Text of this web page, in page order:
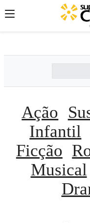
';';
Ação
Infantil
Ficção
Musical